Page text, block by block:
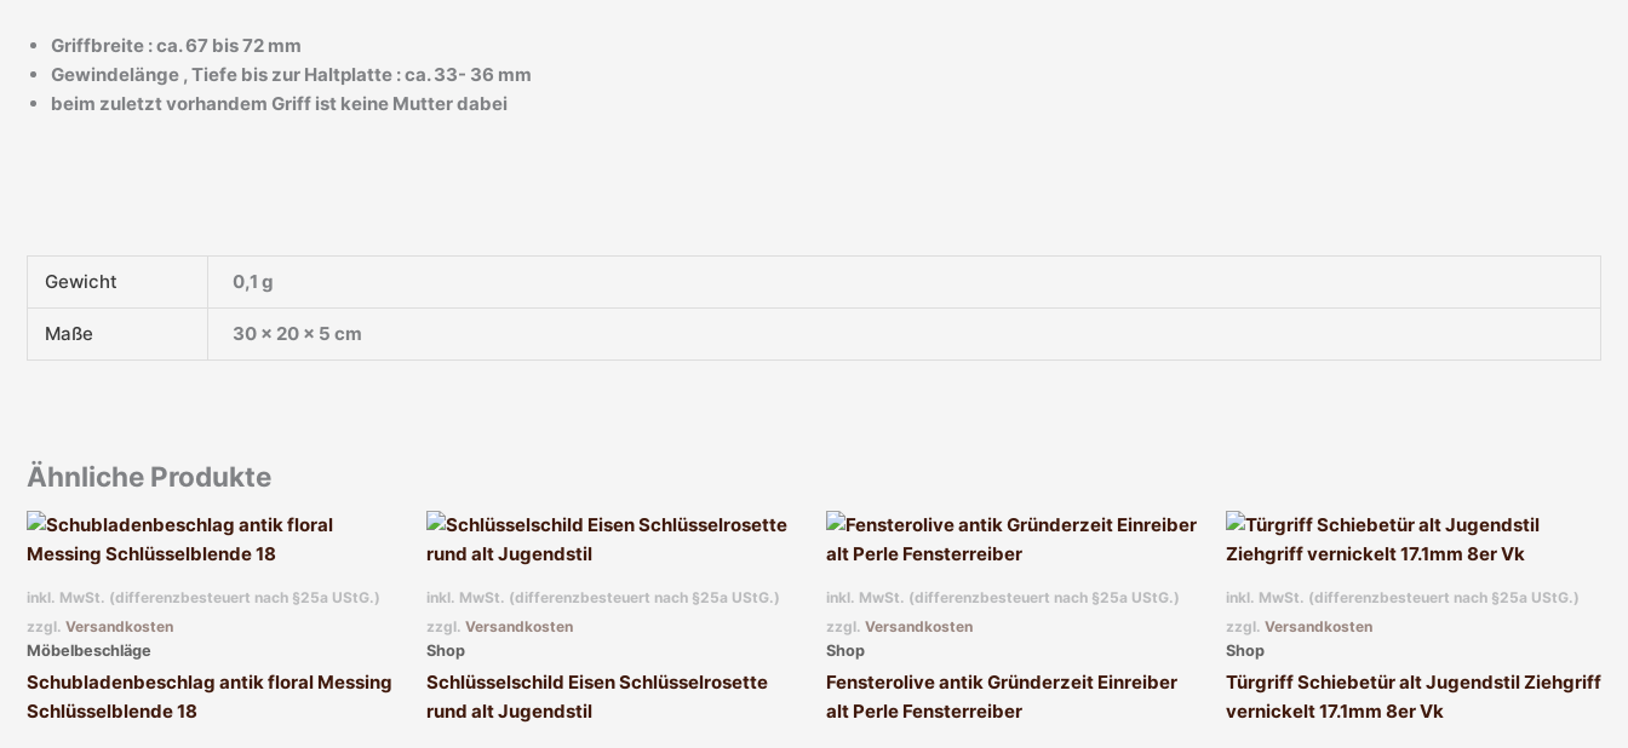
Griffbreite : ca. 67 bis 72 mm
Gewindelänge , Tiefe bis zur Haltplatte : ca. 33- 36 mm
beim zuletzt vorhandem Griff ist keine Mutter dabei
Gewicht 0,1 g
Maße 30 × 20 × 5 cm
Ähnliche Produkte
inkl. MwSt. (differenzbesteuert nach §25a UStG.)
zzgl. Versandkosten
Möbelbeschläge
Schubladenbeschlag antik floral Messing
Schlüsselblende 18
inkl. MwSt. (differenzbesteuert nach §25a UStG.)
zzgl. Versandkosten
Shop
Schlüsselschild Eisen Schlüsselrosette
rund alt Jugendstil
inkl. MwSt. (differenzbesteuert nach §25a UStG.)
zzgl. Versandkosten
Shop
Fensterolive antik Gründerzeit Einreiber
alt Perle Fensterreiber
inkl. MwSt. (differenzbesteuert nach §25a UStG.)
zzgl. Versandkosten
Shop
Türgriff Schiebetür alt Jugendstil Ziehgriff
vernickelt 17.1mm 8er Vk